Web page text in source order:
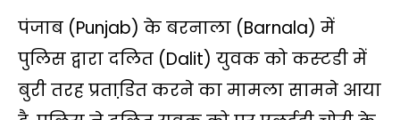
a
t
s
A
c
e
b
i
t
t
e
p
y
L
l
e
g
a
i
l
a
r
e
पंजाब (Punjab) के बरनाला (Barnala) में
पुलिस द्वारा दलित (Dalit) युवक को कस्‍टडी में
बुरी तरह प्रताडि़त करने का मामला सामने आया